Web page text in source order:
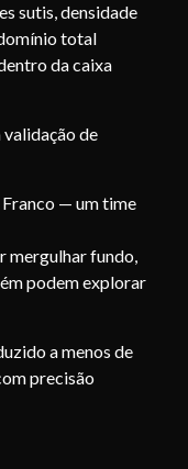
sutis, densidade
total
da caixa
validação de
Franco — um time
mergulhar fundo,
podem explorar
a menos de
precisão